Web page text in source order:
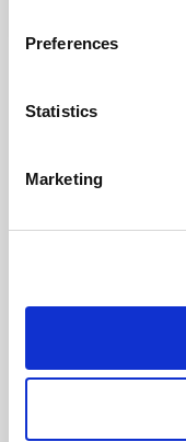
Preferences
Statistics
Marketing